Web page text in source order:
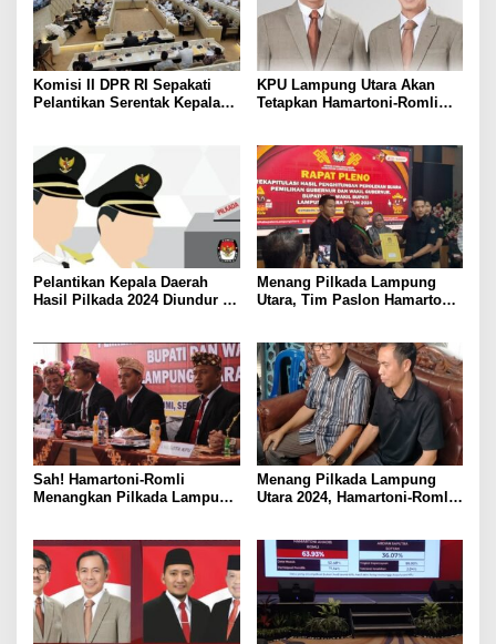
Komisi II DPR RI Sepakati
Pelantikan Serentak Kepala
KPU Lampung Utara Akan
Tetapkan Hamartoni-Romli
Pelantikan Kepala Daerah
Hasil Pilkada 2024 Diundur ke
Menang Pilkada Lampung
Utara, Tim Paslon Hamartoni-
Semua Pihak
Sah! Hamartoni-Romli
Menangkan Pilkada Lampung
Menang Pilkada Lampung
Utara 2024, Hamartoni-Romli